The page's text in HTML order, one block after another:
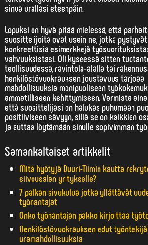
sinua urallasi eteenpäin.
Lopuksi on hyvä pitää mielessä, että
suosittelijoita ovat usein ne, jotka
konkreettisia esimerkkejä
vahvuuksistasi. Oli kyseessä sitten
teollisuudessa, ravintola-alalla tai
henkilöstövuokrauksen joustavuus tarjoaa
mahdollisuuksia monipuoliseen
ammatilliseen kehittymiseen. Varmista
että suosittelijasi on halukas puhumaan
positiiviseen sävyyn, sillä se on kaikkien
ja auttaa löytämään sinulle sopivimman
Samankaltaiset artikkelit
Mitä hyötyjä Duuri-Tiimin kautta
siivousalan yritykselle?
7 palkan sivukulua jotka yllättävät
työnantajat
Onko työnantajan pakko kirjoittaa
Henkilöstövuokrauksen edut
uramahdollisuuksia